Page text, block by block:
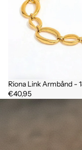
Riona Link Armbånd -
€40,95